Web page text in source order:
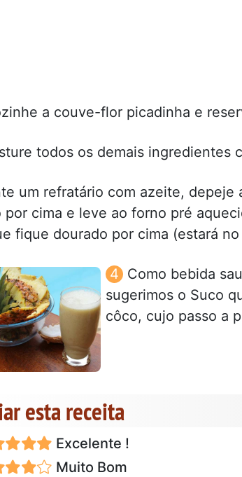
a couve-flor picadinha e
todos os demais ingredientes
um refratário com azeite, depeje
por cima e leve ao forno pré
fique dourado por cima (estará
Como bebida
sugerimos o Suco
côco, cujo passo a
esta receita
Excelente !
Muito Bom